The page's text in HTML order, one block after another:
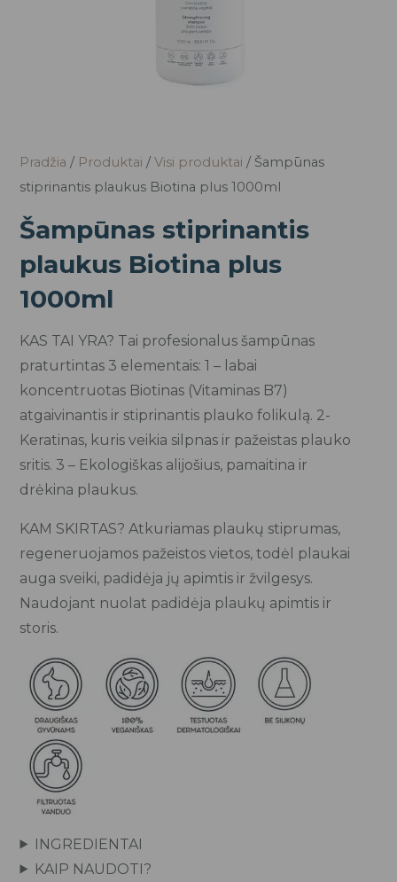
Pradžia / Produktai /Visi produktai / Šampūnas
stiprinantis plaukus Biotina plus 1000ml
Šampūnas stiprinantis
plaukus Biotina plus
1000ml
KAS TAI YRA? Tai profesionalus šampūnas
praturtintas 3 elementais: 1 – labai
koncentruotas Biotinas (Vitaminas B7)
atgaivinantis ir stiprinantis plauko folikulą. 2-
Keratinas, kuris veikia silpnas ir pažeistas plauko
sritis. 3 – Ekologiškas alijošius, pamaitina ir
drėkina plaukus.
KAM SKIRTAS? Atkuriamas plaukų stiprumas,
regeneruojamos pažeistos vietos, todėl plaukai
auga sveiki, padidėja jų apimtis ir žvilgesys.
Naudojant nuolat padidėja plaukų apimtis ir
storis.
INGREDIENTAI
KAIP NAUDOTI?